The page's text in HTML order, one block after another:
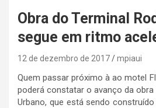
Obra do Terminal
segue em ritmo
12 de dezembro de 2017 mpiaui
Quem passar próximo à ao motel
poderá constatar o avanço da obra
Urbano, que está sendo